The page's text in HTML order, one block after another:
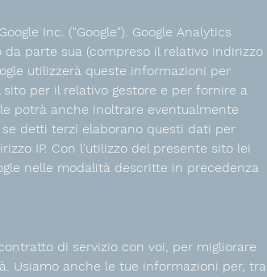
Inc. ("Google"). Google Analytics
parte sua (compreso il relativo indirizzo
utilizzerà queste informazioni per
per il relativo gestore e per fornire a
potrà anche inoltrare eventualmente
detti terzi elaborano questi dati per
IP. Con l'utilizzo del presente sito lei
nelle modalità descritte in precedenza
di servizio con voi, per migliorare
Usiamo anche le tue informazioni per, tra